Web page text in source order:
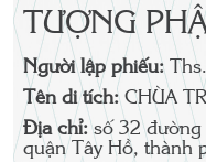
TƯỢNG
Người lập phiếu:
Tên di tích:CHÙA
Địa chỉ:số 32 đường
quận Tây Hồ, thành